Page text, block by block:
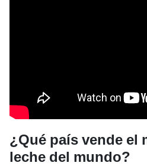
¿Qué país vende el
leche del mundo?